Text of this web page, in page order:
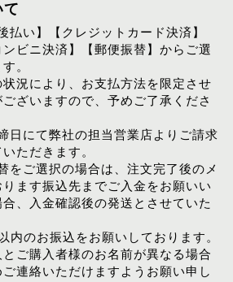
払い】【クレジットカード決済】
ンビニ決済】【郵便振替】からご選
。
況により、お支払方法を限定させ
ざいますので、予めご了承くださ
日にて弊社の担当営業店よりご請求
ただきます。
をご選択の場合は、注文完了後のメ
ます振込先までご入金をお願いい
、入金確認後の発送とさせていた
内のお振込をお願いしております。
ご購入者様のお名前が異なる場合
連絡いただけますようお願い申し